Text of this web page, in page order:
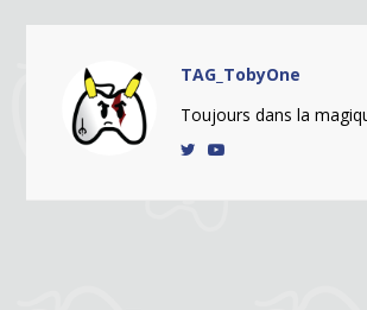
TAG_TobyOne
Toujours dans la